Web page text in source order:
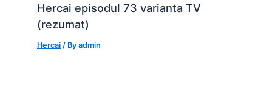
Hercai episodul 73 varianta TV
(rezumat)
Hercai / Byadmin